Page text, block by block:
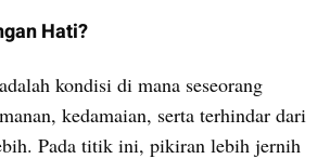
Hati?
kondisi di mana seseorang
kedamaian, serta terhindar dari
Pada titik ini, pikiran lebih jernih